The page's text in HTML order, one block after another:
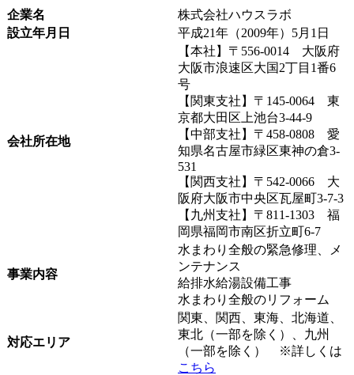
企業名
株式会社ハウスラボ
設立年月日
平成21年（2009年）5月1日
会社所在地
【本社】〒556-0014 大阪府
大阪市浪速区大国2丁目1番6
号
【関東支社】〒145-0064 東
京都大田区上池台3-44-9
【中部支社】〒458-0808 愛
知県名古屋市緑区東神の倉3-
531
【関西支社】〒542-0066 大
阪府大阪市中央区瓦屋町3-7-3
【九州支社】〒811-1303 福
岡県福岡市南区折立町6-7
事業内容
水まわり全般の緊急修理、メ
ンテナンス
給排水給湯設備工事
水まわり全般のリフォーム
対応エリア
関東、関西、東海、北海道、
東北（一部を除く）、九州
（一部を除く） ※詳しくは
こちら